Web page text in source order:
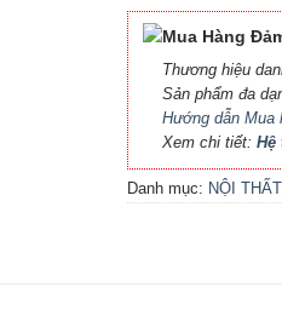
Thương hiệu
Sản phẩm đa
Hướng dẫn Mua
Xem chi tiết: Hệ
Danh mục: NỘI THẤT